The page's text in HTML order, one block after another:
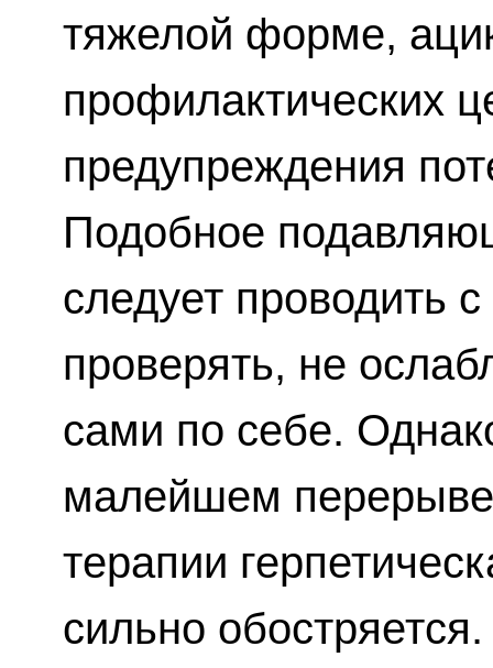
тяжелой форме,
профилактических
предупреждения
Подобное
следует проводить
проверять, не
сами по себе.
малейшем перерыве
терапии
сильно обостряется.